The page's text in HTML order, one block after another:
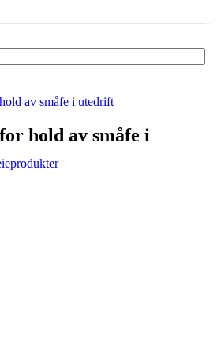
av småfe i utedrift
hold av småfe i